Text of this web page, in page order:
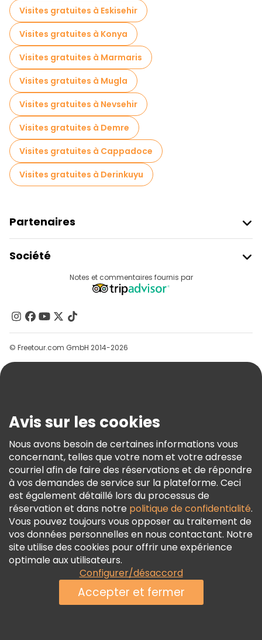
Visites gratuites à Eskisehir
Visites gratuites à Konya
Visites gratuites à Marmaris
Visites gratuites à Mugla
Visites gratuites à Nevsehir
Visites gratuites à Demre
Visites gratuites à Cappadoce
Visites gratuites à Derinkuyu
Partenaires
Connexion Du Fournisseur
Programme D’affiliation
Société
Contactez-Nous
Groupes
Aide
Conditions Générales Et Mentions Légales
Politique En Matière De Cookies
Freetour Prix
Programme De Fidélité
Notes et commentaires fournis par
© Freetour.com GmbH 2014-2026
Avis sur les cookies
Nous avons besoin de certaines informations vous
concernant, telles que votre nom et votre adresse
courriel afin de faire des réservations et de répondre
à vos demandes de service sur la plateforme. Ceci
est également détaillé lors du processus de
réservation et dans notre politique de confidentialité.
Vous pouvez toujours vous opposer au traitement de
vos données personnelles en nous contactant. Notre
site utilise des cookies pour offrir une expérience
optimale aux utilisateurs.
Configurer/désaccord
Accepter et fermer